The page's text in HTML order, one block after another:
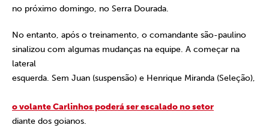
no próximo domingo, no Serra Dourada.
No entanto, após o treinamento, o comandante são-paulino
sinalizou com algumas mudanças na equipe. A começar na
lateral
esquerda. Sem Juan (suspensão) e Henrique Miranda (Seleção),
o volante Carlinhos poderá ser escalado no setor
diante dos goianos.